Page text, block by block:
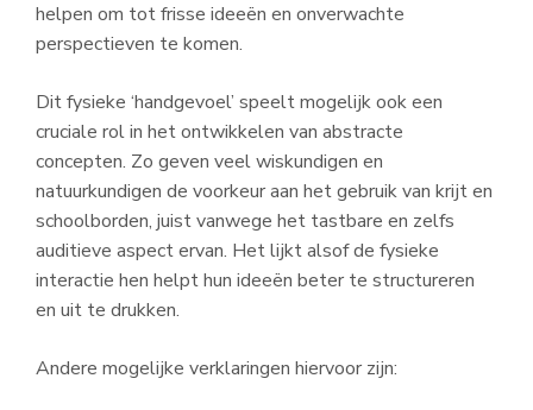
helpen om tot frisse ideeën en onverwachte
perspectieven te komen.
Dit fysieke ‘handgevoel’ speelt mogelijk ook een
cruciale rol in het ontwikkelen van abstracte
concepten. Zo geven veel wiskundigen en
natuurkundigen de voorkeur aan het gebruik van krijt en
schoolborden, juist vanwege het tastbare en zelfs
auditieve aspect ervan. Het lijkt alsof de fysieke
interactie hen helpt hun ideeën beter te structureren
en uit te drukken.
Andere mogelijke verklaringen hiervoor zijn: